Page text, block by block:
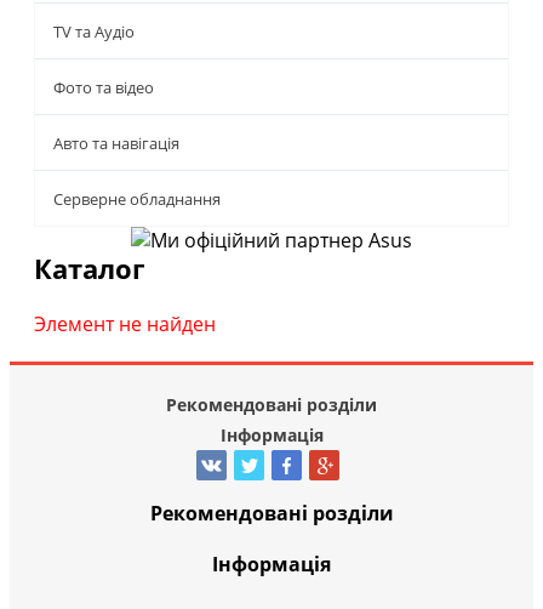
TV та Аудіо
Фото та відео
Авто та навігація
Серверне обладнання
Каталог
Элемент не найден
Рекомендовані розділи
Інформація
Рекомендовані розділи
Інформація